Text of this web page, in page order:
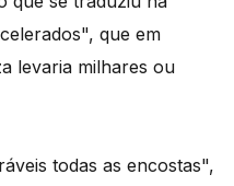
que em
levaria milhares ou
todas as encostas",